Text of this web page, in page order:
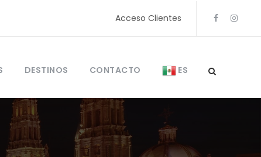
Acceso Clientes
DESTINOS CONTACTO ES